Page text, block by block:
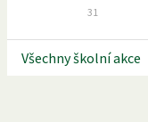
31
Všechny školní akce